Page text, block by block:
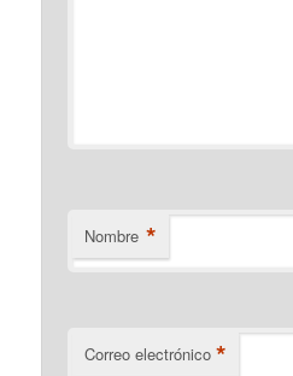
Nombre *
Correo electrónico *